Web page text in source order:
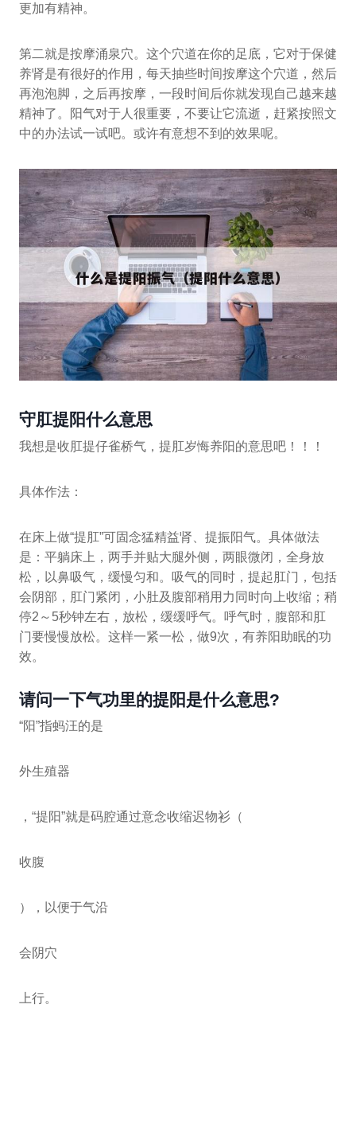
更加有精神。
第二就是按摩涌泉穴。这个穴道在你的足底，它对于保健
养肾是有很好的作用，每天抽些时间按摩这个穴道，然后
再泡泡脚，之后再按摩，一段时间后你就发现自己越来越
精神了。阳气对于人很重要，不要让它流逝，赶紧按照文
中的办法试一试吧。或许有意想不到的效果呢。
守肛提阳什么意思
我想是收肛提仔雀桥气，提肛岁悔养阳的意思吧！！！
具体作法：
在床上做“提肛”可固念猛精益肾、提振阳气。具体做法
是：平躺床上，两手并贴大腿外侧，两眼微闭，全身放
松，以鼻吸气，缓慢匀和。吸气的同时，提起肛门，包括
会阴部，肛门紧闭，小肚及腹部稍用力同时向上收缩；稍
停2～5秒钟左右，放松，缓缓呼气。呼气时，腹部和肛
门要慢慢放松。这样一紧一松，做9次，有养阳助眠的功
效。
请问一下气功里的提阳是什么意思?
“阳”指蚂汪的是
外生殖器
，“提阳”就是码腔通过意念收缩迟物衫（
收腹
），以便于气沿
会阴穴
上行。